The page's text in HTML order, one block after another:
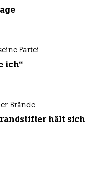
Partei
ich“
Brände
hält sich